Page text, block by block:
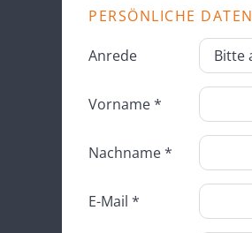
PERSÖNLICHE DATEN
Anrede
Vorname *
Nachname *
E-Mail *